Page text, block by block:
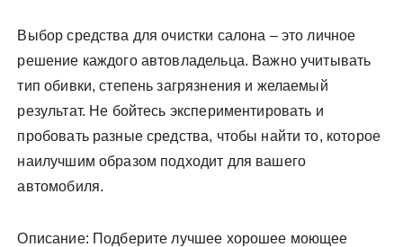
Выбор средства для очистки салона – это личное
решение каждого автовладельца. Важно учитывать
тип обивки, степень загрязнения и желаемый
результат. Не бойтесь экспериментировать и
пробовать разные средства, чтобы найти то, которое
наилучшим образом подходит для вашего
автомобиля.
Описание: Подберите лучшее хорошее моющее